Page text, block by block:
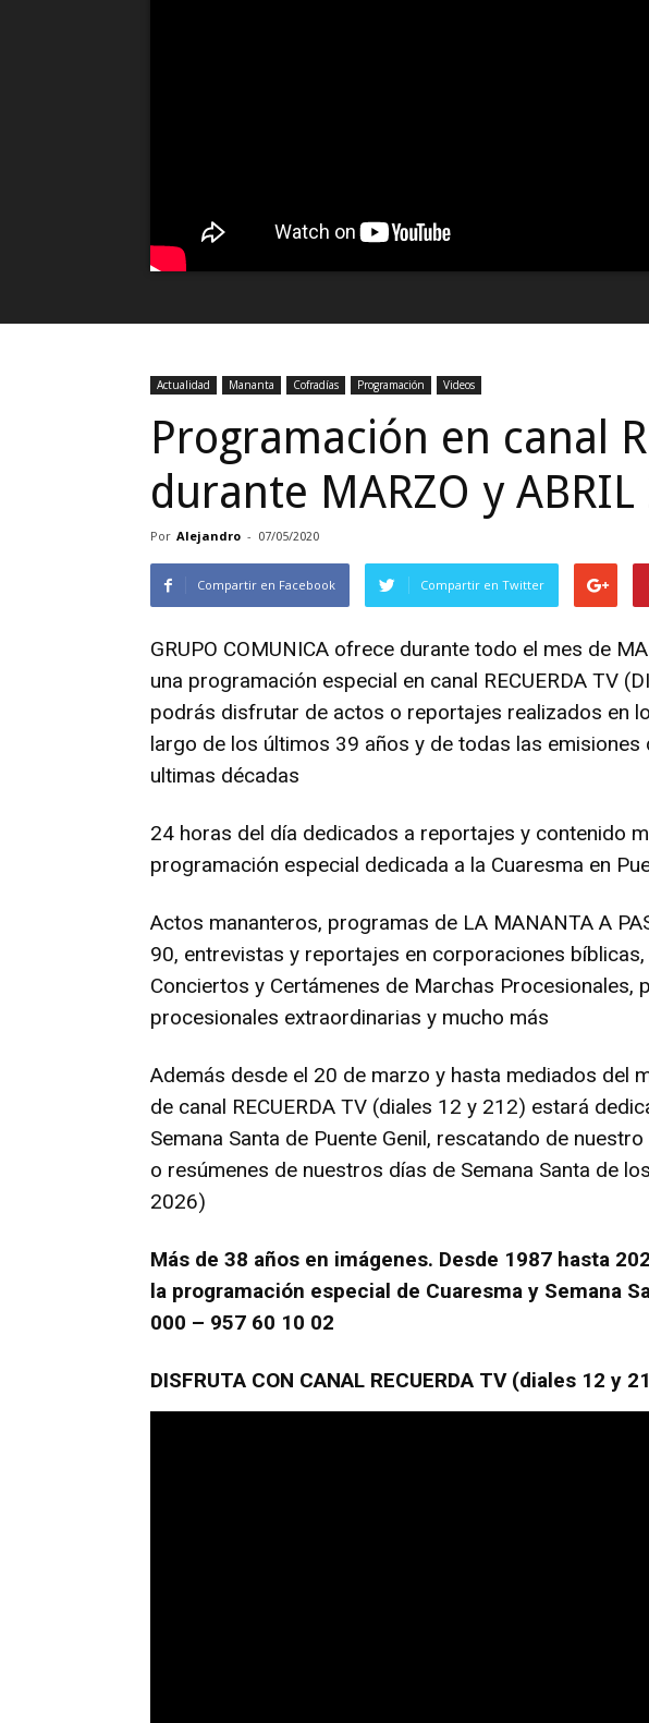
Actualidad Mananta Cofradías Programación Videos
Programación en canal
durante MARZO y ABRIL
Por Alejandro - 07/05/2020
Compartir en Facebook Compartir en Twitter
GRUPO COMUNICA ofrece durante todo el mes de
una programación especial en canal RECUERDA TV
podrás disfrutar de actos o reportajes realizados en
largo de los últimos 39 años y de todas las emisiones
ultimas décadas
24 horas del día dedicados a reportajes y contenido
programación especial dedicada a la Cuaresma en
Actos mananteros, programas de LA MANANTA A
90, entrevistas y reportajes en corporaciones
Conciertos y Certámenes de Marchas Procesionales,
procesionales extraordinarias y mucho más
Además desde el 20 de marzo y hasta mediados del
de canal RECUERDA TV (diales 12 y 212) estará
Semana Santa de Puente Genil, rescatando de
o resúmenes de nuestros días de Semana Santa de
2026)
Más de 38 años en imágenes. Desde 1987 hasta
la programación especial de Cuaresma y Semana
000 – 957 60 10 02
DISFRUTA CON CANAL RECUERDA TV (diales 12 y